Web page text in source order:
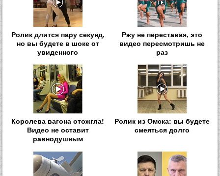
Ролик длится пару секунд,
но вы будете в шоке от
увиденного
Ржу не переставая, это
видео пересмотришь не
раз
Королева вагона отожгла!
Видео не оставит
равнодушным
Ролик из Омска: вы будете
смеяться долго